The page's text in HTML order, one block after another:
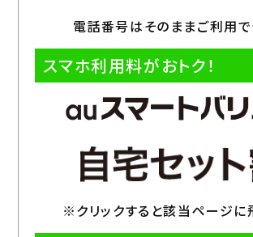
電話番号はそのままご利用
スマホ利用料がおトク！
※クリックすると該当ページに